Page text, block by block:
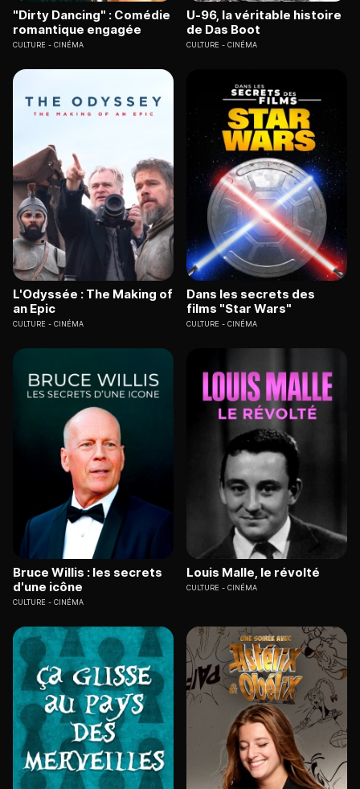
"Dirty Dancing" : Comédie
romantique engagée
CULTURE CINÉMA
U-96, la véritable histoire
de Das Boot
CULTURE CINÉMA
L'Odyssée : The Making of
an Epic
CULTURE CINÉMA
Dans les secrets des
films "Star Wars"
CULTURE CINÉMA
Bruce Willis : les secrets
d'une icône
CULTURE CINÉMA
Louis Malle, le révolté
CULTURE CINÉMA